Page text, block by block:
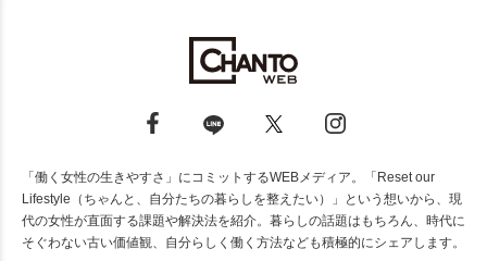
「働く女性の生きやすさ」にコミットするWEBメディア。「Reset our
Lifestyle（ちゃんと、自分たちの暮らしを整えたい）」という想いから、現
代の女性が直面する課題や解決法を紹介。暮らしの話題はもちろん、時代に
そぐわない古い価値観、自分らしく働く方法なども積極的にシェアします。